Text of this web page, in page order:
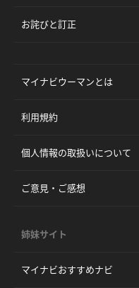
お詫びと訂正
マイナビウーマンとは
利用規約
個人情報の取扱いについて
ご意見・ご感想
姉妹サイト
マイナビおすすめナビ